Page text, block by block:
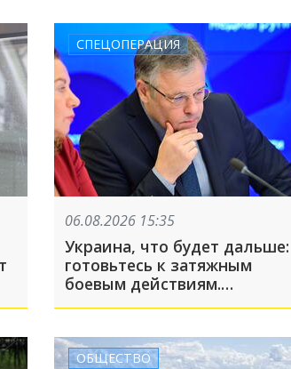
СПЕЦОПЕРАЦИЯ
06.08.2026 15:35
Украина, что будет дальше:
готовьтесь к затяжным
боевым действиям.
Российский дипломат
СВО
ОБЩЕСТВО